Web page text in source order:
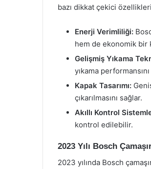
bazı dikkat çekici
Enerji Verimliliği:
hem de ekonomik bir
Gelişmiş Yıkama
yıkama
Kapak Tasarımı:
çıkarılmasını sağlar.
Akıllı Kontrol
kontrol edilebilir.
2023 Yılı Bosch
2023 yılında Bosch